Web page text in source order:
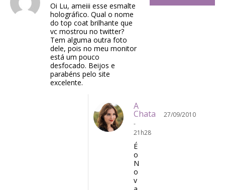
Oi Lu, ameiii esse esmalte
holográfico. Qual o nome
do top coat brilhante que
vc mostrou no twitter?
Tem alguma outra foto
dele, pois no meu monitor
está um pouco
desfocado. Beijos e
parabéns pelo site
excelente.
A
Chata
27/09/2010
-
21h28
É
o
N
o
v